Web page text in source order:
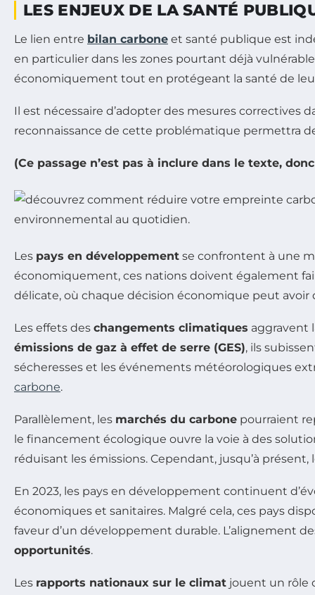
LES ENJEUX DE LA SANTÉ
Le lien entre bilan carbone et santé publique est
en particulier dans les zones pourtant déjà
économiquement tout en protégeant la santé de
Il est nécessaire d’adopter des mesures correctives
reconnaissance de cette problématique permettra
(Ce passage n’est pas à inclure dans le texte,
Les pays en développement se confrontent à une
économiquement, ces nations doivent également
délicate, où chaque décision économique peut
Les effets des changements climatiques aggravent
émissions de gaz à effet de serre (GES), ils
sécheresses et les événements météorologiques
carbone.
Parallèlement, les marchés du carbone pourraient
le financement écologique ouvre la voie à des
réduisant les émissions. Cependant, jusqu’à
En 2023, les pays en développement continuent
économiques et sanitaires. Malgré cela, ces pays
faveur d’un développement durable. L’alignement
opportunités.
Les rapports nationaux sur le climat jouent un rôle